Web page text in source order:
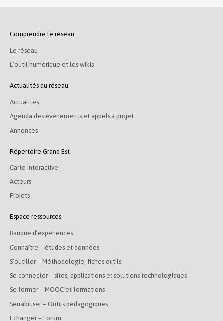
Comprendre le réseau
Le réseau
L’outil numérique et les wikis
Actualités du réseau
Actualités
Agenda des événements et appels à projet
Annonces
Répertoire Grand Est
Carte interactive
Acteurs
Projets
Espace ressources
Banque d’expériences
Connaître – études et données
S’outiller – Méthodologie, fiches outils
Se connecter – sites, applications et solutions technologiques
Se former – MOOC et formations
Sensibiliser – Outils pédagogiques
Echanger – Forum